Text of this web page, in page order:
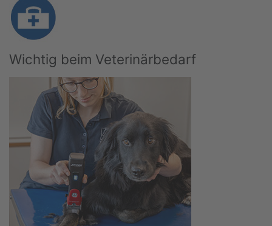
Wichtig beim Veterinärbedarf